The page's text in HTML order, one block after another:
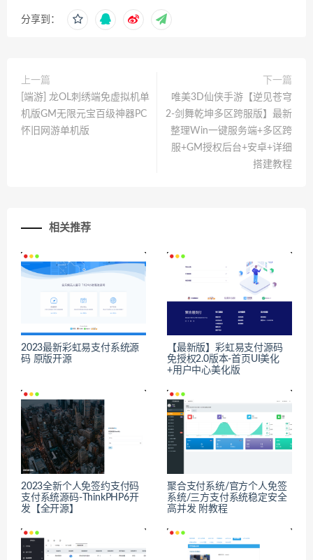
分享到：
上一篇
[端游] 龙OL刺绣端免虚拟机单
机版GM无限元宝百级神器PC
怀旧网游单机版
下一篇
唯美3D仙侠手游【逆见苍穹
2-剑舞乾坤多区跨服版】最新
整理Win一键服务端+多区跨
服+GM授权后台+安卓+详细
搭建教程
相关推荐
2023最新彩虹易支付系统源
码 原版开源
【最新版】彩虹易支付源码
免授权2.0版本-首页UI美化
+用户中心美化版
2023全新个人免签约支付码
支付系统源码-ThinkPHP6开
发【全开源】
聚合支付系统/官方个人免签
系统/三方支付系统稳定安全
高并发 附教程